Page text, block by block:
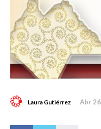
Laura Gutiérrez Abr